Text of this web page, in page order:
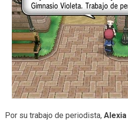
Por su trabajo de periodista, Alexia